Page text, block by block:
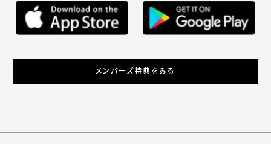
メンバーズ特典をみる